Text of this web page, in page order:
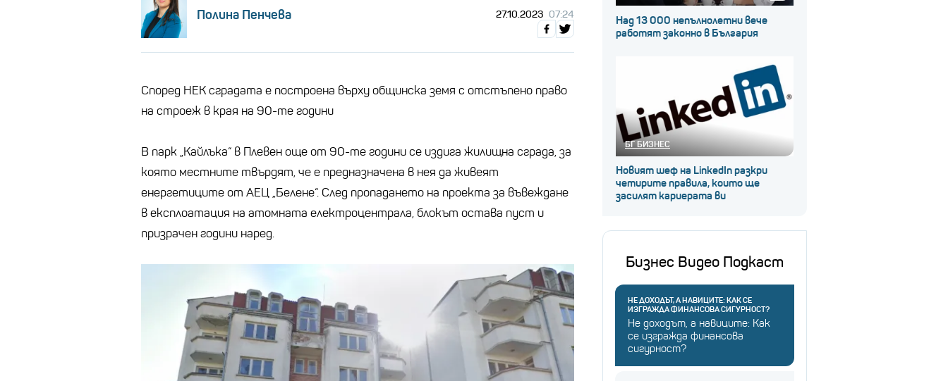
Полина Пенчева 27.10.2023 07:24
Според НЕК сградата е построена върху общинска земя с отстъпено право
на строеж в края на 90-те години
В парк „Кайлъка“ в Плевен още от 90-те години се издига жилищна сграда, за
която местните твърдят, че е предназначена в нея да живеят
енергетиците от АЕЦ „Белене“. След пропадането на проекта за въвеждане
в експлоатация на атомната електроцентрала, блокът остава пуст и
призрачен години наред.
Над 13 000 непълнолетни вече
работят законно в България
БГ БИЗНЕС
Новият шеф на LinkedIn разкри
четирите правила, които ще
засилят кариерата ви
Бизнес Видео Подкаст
НЕ ДОХОДЪТ, А НАВИЦИТЕ: КАК СЕ
ИЗГРАЖДА ФИНАНСОВА СИГУРНОСТ?
Не доходът, а навиците: Как
се изгражда финансова
сигурност?